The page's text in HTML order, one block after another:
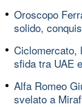
Oroscopo
solido,
Ciclomercato,
sfida tra UAE
Alfa Romeo
svelato a